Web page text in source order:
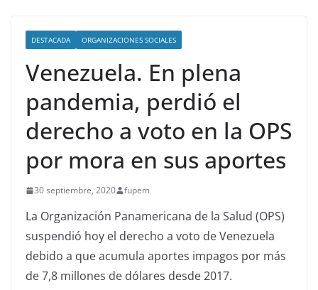
DESTACADA ORGANIZACIONES SOCIALES
Venezuela. En plena
pandemia, perdió el
derecho a voto en la OPS
por mora en sus aportes
30 septiembre, 2020 fupem
La Organización Panamericana de la Salud (OPS)
suspendió hoy el derecho a voto de Venezuela
debido a que acumula aportes impagos por más
de 7,8 millones de dólares desde 2017.